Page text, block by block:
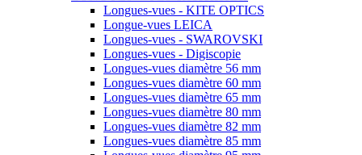
Longues-vues - KITE OPTICS
Longue-vues LEICA
Longues-vues - SWAROVSKI
Longues-vues - Digiscopie
Longues-vues diamètre 56 mm
Longues-vues diamètre 60 mm
Longues-vues diamètre 65 mm
Longues-vues diamètre 80 mm
Longues-vues diamètre 82 mm
Longues-vues diamètre 85 mm